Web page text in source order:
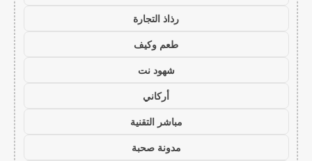
رذاذ التجارة
طعم وكيف
شهود نت
أركاني
مباشر التقنية
مدونة صحبة